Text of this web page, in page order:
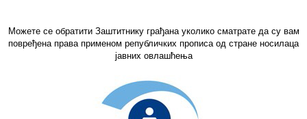
Можете се обратити Заштитнику грађана уколико сматрате да су вам
повређена права применом републичких прописа од стране носилаца
јавних овлашћења